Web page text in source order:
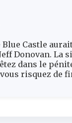
Castle
Donovan. La
dans le
risquez de